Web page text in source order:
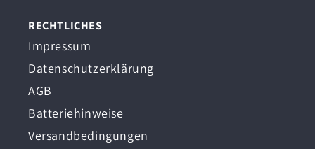
RECHTLICHES
Impressum
Datenschutzerklärung
AGB
Batteriehinweise
Versandbedingungen